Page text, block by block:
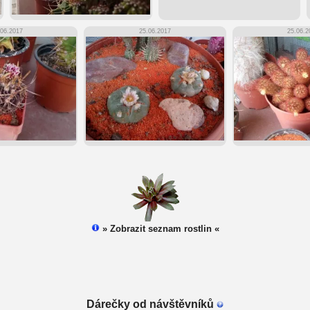
25.06.2017
» Zobrazit seznam rostlin «
Dárečky od návštěvníků